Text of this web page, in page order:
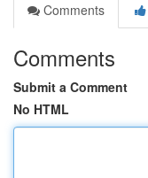
Comments
Comments
Submit a Comment
No HTML